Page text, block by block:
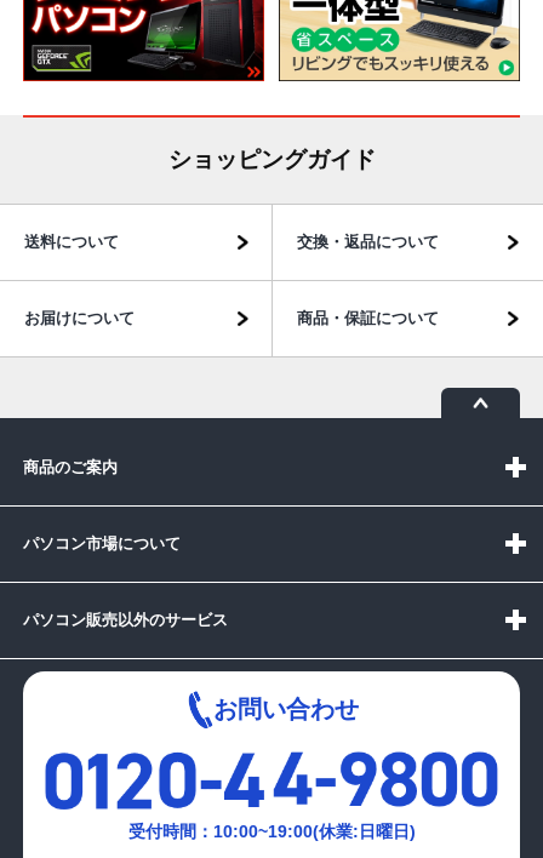
ショッピングガイド
送料について 交換・返品について
お届けについて 商品・保証について
商品のご案内
パソコン市場について
パソコン販売以外のサービス
お問い合わせ
受付時間：10:00~19:00(休業:日曜日)